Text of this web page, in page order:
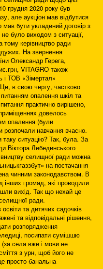
грудня 2020 року був
але аукціон мав відбутися
бути укладений договір з
було виходом з ситуації,
керівництво ради
На звернення
Олександр Герега,
VITAGRO також
і ТОВ «Зімертал»
в свою чергу, частково
опалення шкіл та
практично вирішено,
довелось
опалення (були
розпочали навчання вчасно.
ситуацію? Так, була. За
Віктора Лебединського
селищної ради можна
на постачання
чинним законодавством. В
інших громад, які проводили
вихід. Так що нехай це
ради.
та дитячих садочків
та відповідальні рішення,
розпорядження
посипати сумішшю
села вже і мови не
з урн, щоб його не
просто банальна